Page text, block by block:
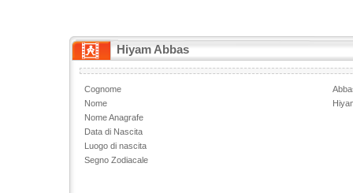
Hiyam Abbas
Cognome
Nome
Nome Anagrafe
Data di Nascita
Luogo di nascita
Segno Zodiacale